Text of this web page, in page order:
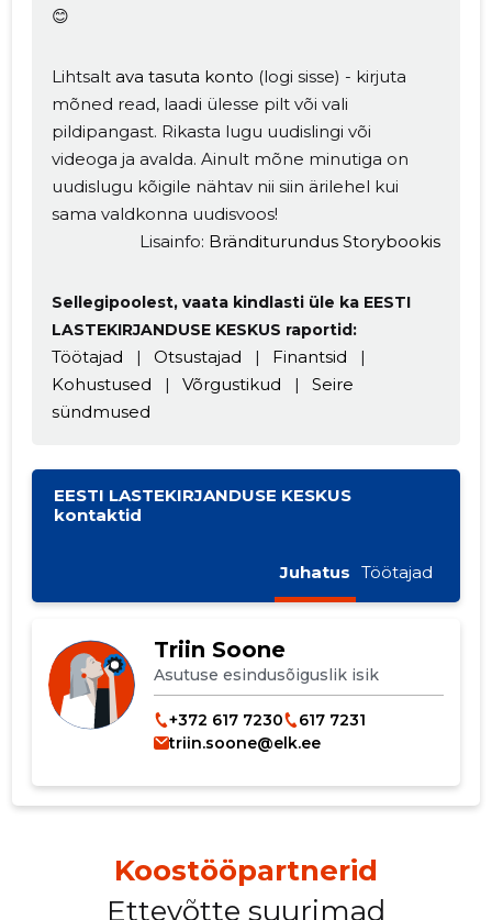
😊
Lihtsalt ava tasuta konto (logi sisse) - kirjuta
mõned read, laadi ülesse pilt või vali
pildipangast. Rikasta lugu uudislingi või
videoga ja avalda. Ainult mõne minutiga on
uudislugu kõigile nähtav nii siin ärilehel kui
sama valdkonna uudisvoos!
Lisainfo: Bränditurundus Storybookis
Sellegipoolest, vaata kindlasti üle ka EESTI
LASTEKIRJANDUSE KESKUS raportid:
Töötajad | Otsustajad | Finantsid
|
Kohustused
| Võrgustikud |
Seire
sündmused
EESTI LASTEKIRJANDUSE KESKUS
kontaktid
Juhatus Töötajad
Triin Soone
Asutuse esindusõiguslik isik
+372 617 7230
617 7231
triin.soone@elk.ee
Koostööpartnerid
Ettevõtte suurimad